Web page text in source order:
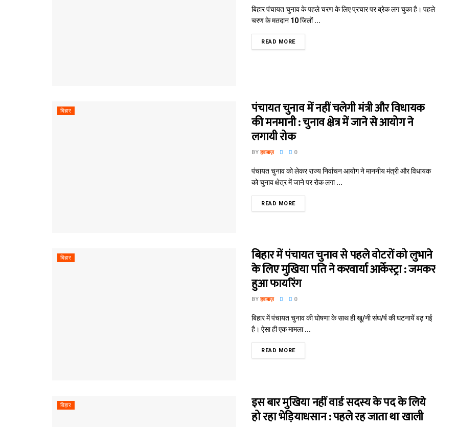
बिहार पंचायत चुनाव के पहले चरण के लिए प्रचार पर ब्रेक लग चुका है। पहले
चरण के मतदान 10 जिलों ...
READ MORE
बिहार पंचायत चुनाव में नहीं चलेगी मंत्री और विधायक
की मनमानी : चुनाव क्षेत्र में जाने से आयोग ने
लगायी रोक
BY हवाबाज़ 0
पंचायत चुनाव को लेकर राज्य निर्वाचन आयोग ने माननीय मंत्री और विधायक
को चुनाव क्षेत्र में जाने पर रोक लगा ...
READ MORE
बिहार बिहार में पंचायत चुनाव से पहले वोटरों को लुभाने
के लिए मुखिया पति ने करवार्या आर्केस्ट्रा : जमकर
हुआ फायरिंग
BY हवाबाज़ 0
बिहार में पंचायत चुनाव की घोषणा के साथ ही खू/नी संघ/र्ष की घटनायें बढ़ गई
है। ऐसा ही एक मामला ...
READ MORE
बिहार इस बार मुखिया नहीं वार्ड सदस्य के पद के लिये
हो रहा भेड़ि‍याधसान : पहले रह जाता था खाली